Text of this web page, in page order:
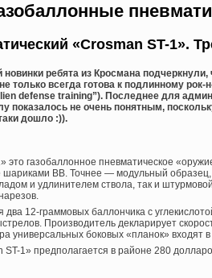
«Crosman ST-1».
ребята из Кросмана
только всегда готова к подлинному
defense training”). Последнее для
показалось не очень понятным,
дошло :)).
это газобаллонное пневматическое
ВВ. Точнее — модульный образец,
и удлинителем ствола, так и
12-граммовых баллончика с
Производитель декларирует
универсальных боковых «планок» входят в
1» предполагается в районе 280